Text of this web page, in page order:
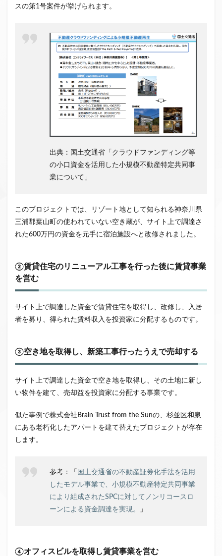
スの第1号案件が挙げられます。
出典：国土交通省「クラウドファンディング等
の小口資金を活用した小規模不動産特定共同事
業について」
このプロジェクトでは、リゾート地として知られる神奈川県
三浦郡葉山町の使われていない空き蔵が、サイト上で調達さ
れた600万円の資金を元手に宿泊施設へと改修されました。
②賃貸住宅のリニューアル工事を行った後に賃貸事業
を営む
サイト上で調達した資金で賃貸住宅を取得し、改修し、入居
者を募り、得られた賃料収入を投資家に分配するものです。
③空き地を取得し、新築工事行ったうえで売却する
サイト上で調達した資金で空き地を取得し、その土地に新し
い物件を建て、売却益を投資家に分配する事業です。
似た事例で株式会社Brain Trust from the Sunの、杉並区和泉
にある老朽化したアパートを建て替えたプロジェクトが存在
します。
参考：「 国土交通省の不動産証券化手法を活用
したモデル事業で、小規模不動産特定共同事業
により組成されたSPCに対してノンリコースロ
ーンによる資金調達を実現。
」
④オフィスビルを取得し賃貸事業を営む